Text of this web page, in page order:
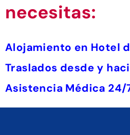
necesitas:
Alojamiento en Hotel
Traslados desde y
Asistencia Médica 24/